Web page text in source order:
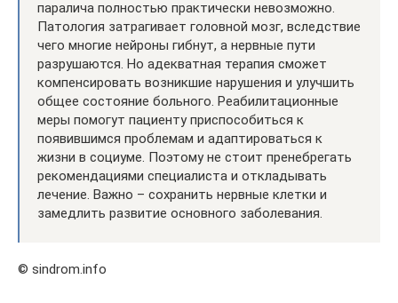
паралича полностью практически невозможно.
Патология затрагивает головной мозг, вследствие
чего многие нейроны гибнут, а нервные пути
разрушаются. Но адекватная терапия сможет
компенсировать возникшие нарушения и улучшить
общее состояние больного. Реабилитационные
меры помогут пациенту приспособиться к
появившимся проблемам и адаптироваться к
жизни в социуме. Поэтому не стоит пренебрегать
рекомендациями специалиста и откладывать
лечение. Важно – сохранить нервные клетки и
замедлить развитие основного заболевания.
© sindrom.info